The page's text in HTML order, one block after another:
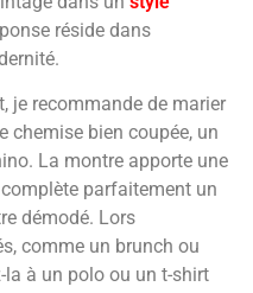
réside dans
je recommande de marier
chemise bien coupée, un
La montre apporte une
parfaitement un
démodé. Lors
comme un brunch ou
la à un polo ou un t-shirt